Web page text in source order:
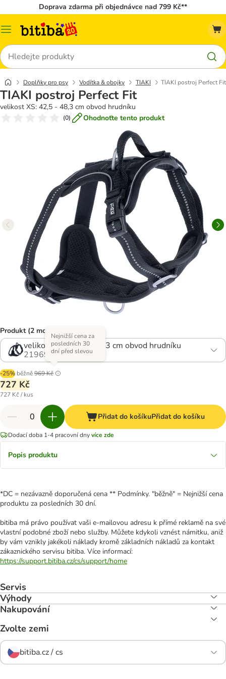
Doprava zdarma při objednávce nad 799 Kč**
Kategorie
Hledat
Doplňky pro psy Vodítka & obojky TIAKI TIAKI postroj Perfect Fit
TIAKI postroj Perfect Fit
velikost XS: 42,5 - 48,3 cm obvod hrudníku
(0) Ohodnoťte tento produkt
Produkt (2 možností)
velikost XS: 42,5 - 48,3 cm obvod hrudníku
2196954.3
-25% běžně969 Kč
Nejnižší cena za
posledních 30
dní před slevou
727 Kč
727 Kč / kus
Přidat do košíkuPřidat do košíku
Dodací doba 1-4 pracovní dnyvíce zde
Popis produktu
*DC = nezávazně doporučená cena ** Podmínky. "běžně" = Nejnižší cena
produktu za posledních 30 dní.
bitiba má právo používat vaši e-mailovou adresu k přímé reklamě na své
vlastní podobné zboží nebo služby. Můžete kdykoli vznést námitku, aniž
by vám vznikly jakékoli náklady kromě základních nákladů za kontakt
zákaznického servisu bitiba. Více informací:
https://support.bitiba.cz/cs/support/home
Servis
Výhody
Nakupování
Zvolte zemi
bitiba.cz / cs